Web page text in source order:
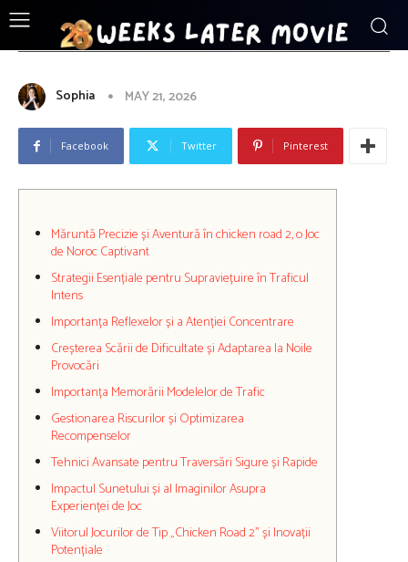
Măruntă Precizie și Aventură în
Captivant
Sophia MAY 21, 2026
Facebook Twitter Pinterest
Măruntă Precizie și Aventură în chicken road 2, o Joc
de Noroc Captivant
Strategii Esențiale pentru Supraviețuire în Traficul
Intens
Importanța Reflexelor și a Atenției Concentrare
Creșterea Scării de Dificultate și Adaptarea la Noile
Provocări
Importanța Memorării Modelelor de Trafic
Gestionarea Riscurilor și Optimizarea
Recompenselor
Tehnici Avansate pentru Traversări Sigure și Rapide
Impactul Sunetului și al Imaginilor Asupra
Experienței de Joc
Viitorul Jocurilor de Tip „Chicken Road 2” și Inovații
Potențiale